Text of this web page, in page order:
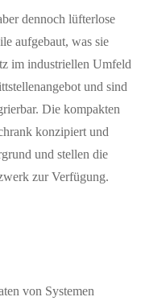
dennoch lüfterlose
aufgebaut, was sie
im industriellen Umfeld
und sind
Die kompakten
konzipiert und
und stellen die
zur Verfügung.
von Systemen